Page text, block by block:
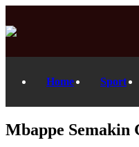
Home Sport
Mbappe